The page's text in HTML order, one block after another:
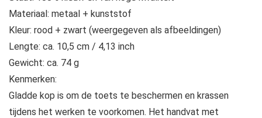
Materiaal: metaal + kunststof
Kleur: rood + zwart (weergegeven als afbeeldingen)
Lengte: ca. 10,5 cm / 4,13 inch
Gewicht: ca. 74 g
Kenmerken:
Gladde kop is om de toets te beschermen en krassen
tijdens het werken te voorkomen. Het handvat met